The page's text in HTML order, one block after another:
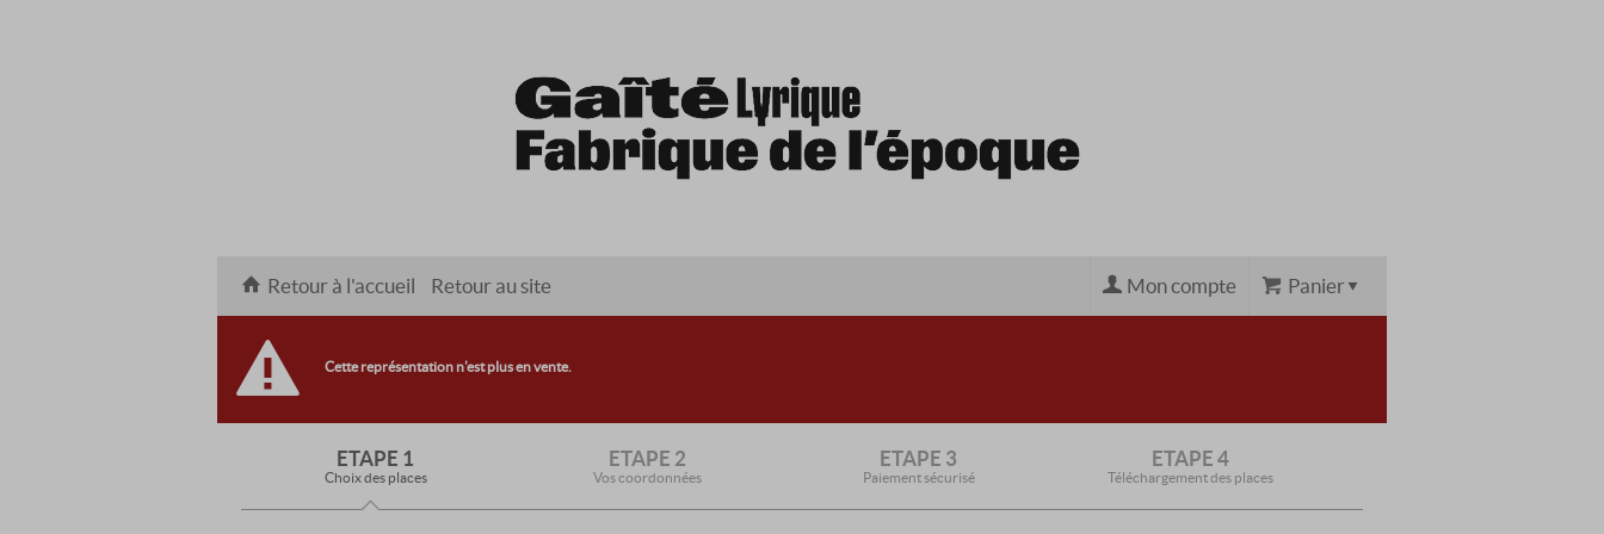
Retour à l'accueil Retour au site Panier
Mon compte
Cette représentation n'est plus en vente.
ETAPE 1
Choix des places
ETAPE 2
Vos coordonnées
ETAPE 3
Paiement sécurisé
ETAPE 4
Téléchargement des places